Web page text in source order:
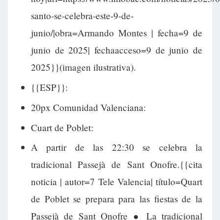
santo-se-celebra-este-9-de-
junio/|obra=Armando Montes | fecha=9 de
junio de 2025| fechaacceso=9 de junio de
2025}}(imagen ilustrativa).
{{ESP}}:
20px Comunidad Valenciana:
Cuart de Poblet:
A partir de las 22:30 se celebra la
tradicional Passejà de Sant Onofre.{{cita
noticia | autor=7 Tele Valencia| título=Quart
de Poblet se prepara para las fiestas de la
Passejà de Sant Onofre ● La tradicional